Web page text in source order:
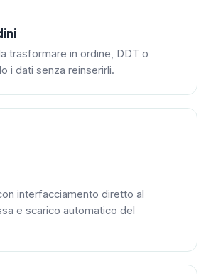
trasformare in ordine, DDT o
i dati senza reinserirli.
interfacciamento diretto al
e scarico automatico del